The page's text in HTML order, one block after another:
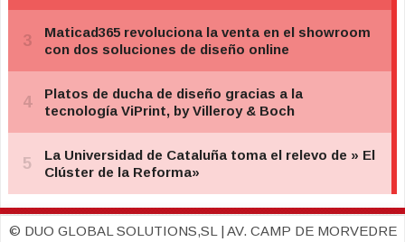
© DUO GLOBAL SOLUTIONS,SL | AV. CAMP DE MORVEDRE